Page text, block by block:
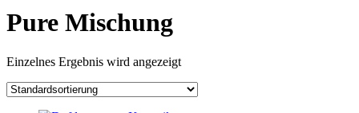
Pure Mischung
Einzelnes Ergebnis wird angezeigt